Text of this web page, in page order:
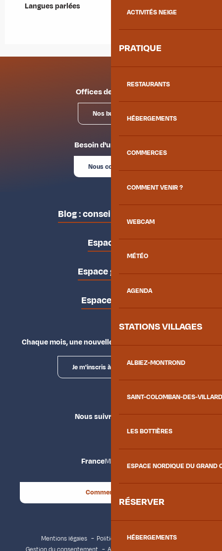
ACTIVITÉS NEIGE
PRATIQUE
RESTAURANTS
HÉBERGEMENTS
COMMERCES
COMMENT VENIR ?
WEBCAM
MÉTÉO
AGENDA
STATIONS VILLAGES
ALBIEZ-MONTROND
SAINT-COLOMBAN-DES-
LES BOTTIÈRES
ESPACE NORDIQUE DU GRAND
RÉSERVER
HÉBERGEMENTS
Langues parlées
Langues parlées
Offices de tourisme
Nos bureaux
Besoin d'un conseil ?
Nous contacter
Blog : conseils des locaux
Espace pro
Espace groupes
Espace presse
Chaque mois, une nouvelle façon d'explorer la vallée.
Je m'inscris à la newsletter
Nous suivre
FranceMaurienne
Comment venir ?
Mentions légales
Politique de confidentialité